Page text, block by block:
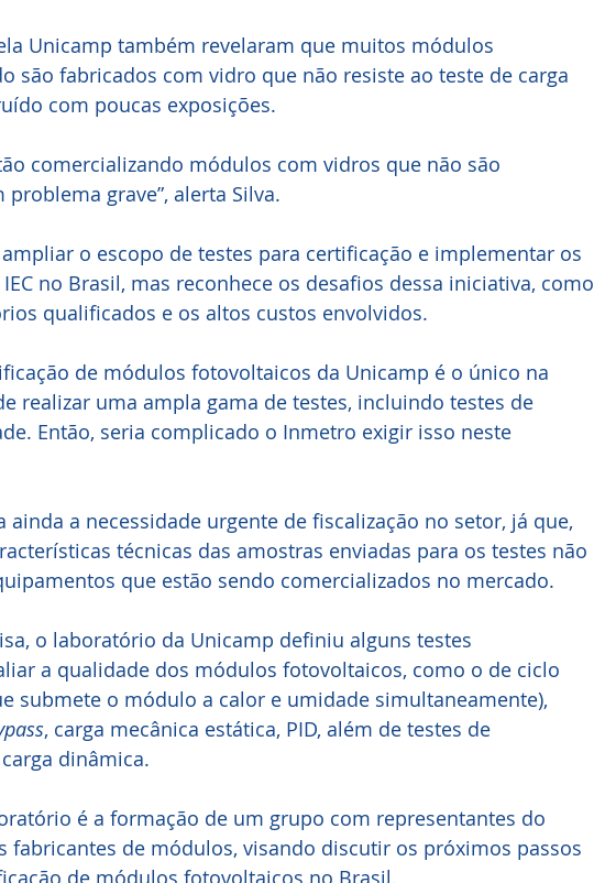
Unicamp também revelaram que muitos módulos
são fabricados com vidro que não resiste ao teste de carga
com poucas exposições.
comercializando módulos com vidros que não são
grave”, alerta Silva.
o escopo de testes para certificação e implementar os
no Brasil, mas reconhece os desafios dessa iniciativa, como
qualificados e os altos custos envolvidos.
realizar uma ampla gama de testes, incluindo testes de
Então, seria complicado o Inmetro exigir isso neste
ainda a necessidade urgente de fiscalização no setor, já que,
técnicas das amostras enviadas para os testes não
que estão sendo comercializados no mercado.
o laboratório da Unicamp definiu alguns testes
a qualidade dos módulos fotovoltaicos, como o de ciclo
submete o módulo a calor e umidade simultaneamente),
, carga mecânica estática, PID, além de testes de
dinâmica.
é a formação de um grupo com representantes do
fabricantes de módulos, visando discutir os próximos passos
de módulos fotovoltaicos no Brasil.